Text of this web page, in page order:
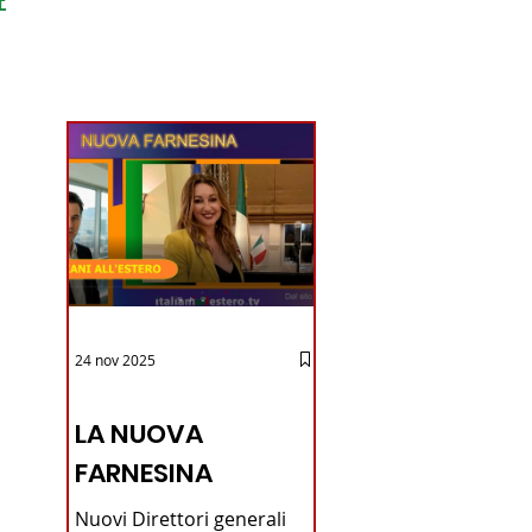
LA NUOVA
FARNESINA
Nuovi Direttori generali
24 nov 2025